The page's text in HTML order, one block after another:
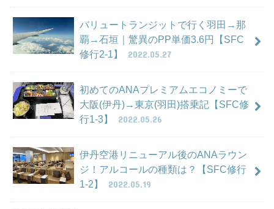
バリュートランジットで行く羽田→那
覇→石垣｜驚異のPP単価3.6円【SFC
修行2-1】
2022.05.27
初めてのANAプレミアムエコノミーで
大阪(伊丹)→東京(羽田)搭乗記【SFC修
行1-3】
2022.05.26
伊丹空港リニューアル後のANAラウン
ジ！アルコールの種類は？【SFC修行
1-2】
2022.05.19